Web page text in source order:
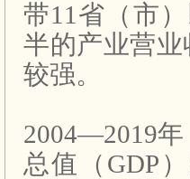
带11 省（市
半的产业营
较强。
2004—2019年
总值（ GDP